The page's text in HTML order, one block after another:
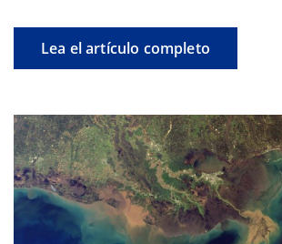
Lea el artículo completo